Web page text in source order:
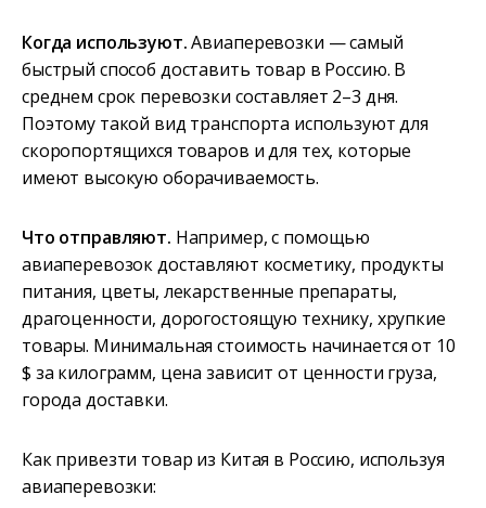
Когда используют.Авиаперевозки — самый
быстрый способ доставить товар в Россию. В
среднем срок перевозки составляет 2–3 дня.
Поэтому такой вид транспорта используют для
скоропортящихся товаров и для тех, которые
имеют высокую оборачиваемость.
Что отправляют. Например, с помощью
авиаперевозок доставляют косметику, продукты
питания, цветы, лекарственные препараты,
драгоценности, дорогостоящую технику, хрупкие
товары. Минимальная стоимость начинается от 10
$ за килограмм, цена зависит от ценности груза,
города доставки.
Как привезти товар из Китая в Россию, используя
авиаперевозки: